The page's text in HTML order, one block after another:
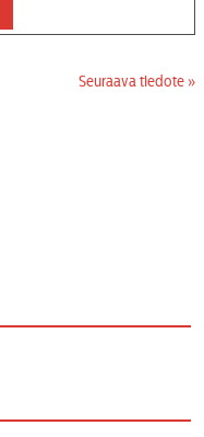
Seuraava tiedote »